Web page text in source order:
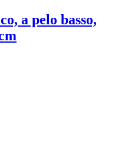
a pelo basso,